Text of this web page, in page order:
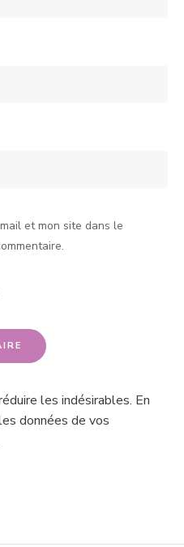
et mon site dans le
les indésirables. En
données de vos